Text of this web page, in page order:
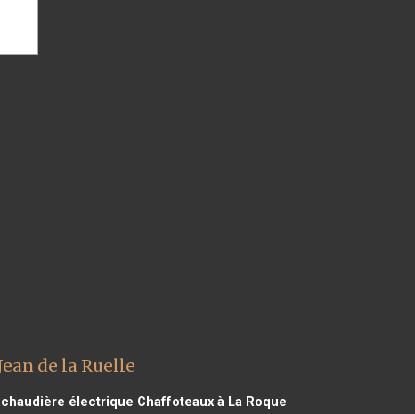
de la Ruelle
chaudière électrique Chaffoteaux à La Roque